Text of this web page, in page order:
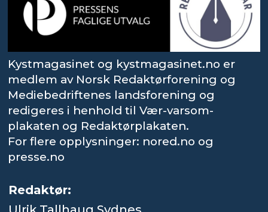
Kystmagasinet og kystmagasinet.no er
medlem av Norsk Redaktørforening og
Mediebedriftenes landsforening og
redigeres i henhold til Vær-varsom-
plakaten og Redaktørplakaten.
For flere opplysninger: nored.no og
presse.no
Redaktør: